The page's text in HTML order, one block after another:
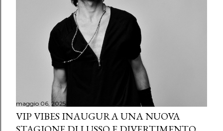
maggio 06, 2025
VIP VIBES INAUGURA UNA NUOVA